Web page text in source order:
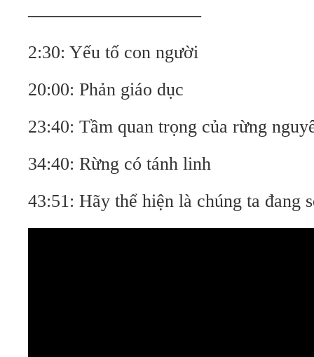
—————————–
2:30: Yếu tố con người
20:00: Phản giáo dục
23:40: Tầm quan trọng của rừng
34:40: Rừng có tánh linh
43:51: Hãy thể hiện là chúng ta đang